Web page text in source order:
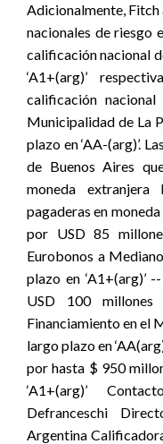
Adicionalmente,
nacionales de riesgo
calificación nacional
‘A1+(arg)’
calificación
Municipalidad de La
plazo en ‘AA-(arg)’.
de Buenos Aires
moneda
pagaderas en
por USD 85
Eurobonos a
plazo en ‘A1+(arg)’
USD 100
Financiamiento en el
largo plazo en
por hasta $ 950
‘A1+(arg)’
Defranceschi
Argentina